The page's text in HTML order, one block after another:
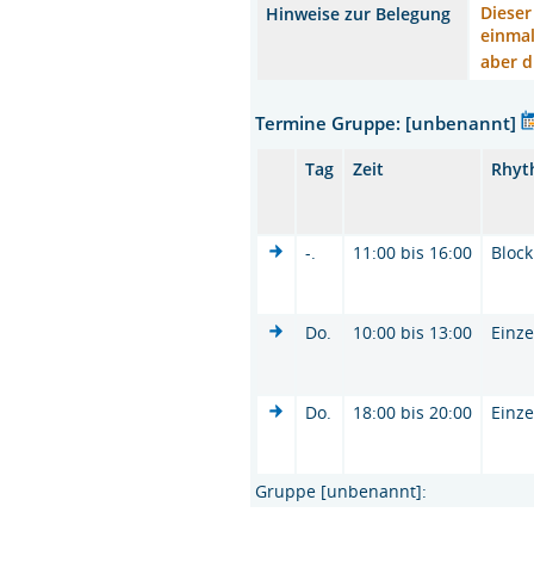
Hinweise zur Belegung
aber
Termine Gruppe: [unbenannt]
Tag Zeit
-. 11:00 bis 16:00 Block
Do. 10:00 bis 13:00
Do. 18:00 bis 20:00
Gruppe [unbenannt]: